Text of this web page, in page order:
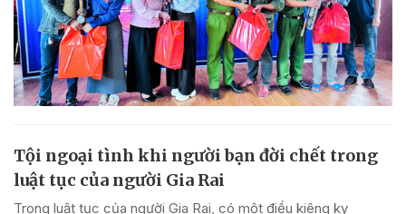
Tội ngoại tình khi người bạn đời chết trong
luật tục của người Gia Rai
Trong luật tục của người Gia Rai, có một điều kiêng kỵ